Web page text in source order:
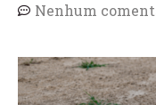
Nenhum